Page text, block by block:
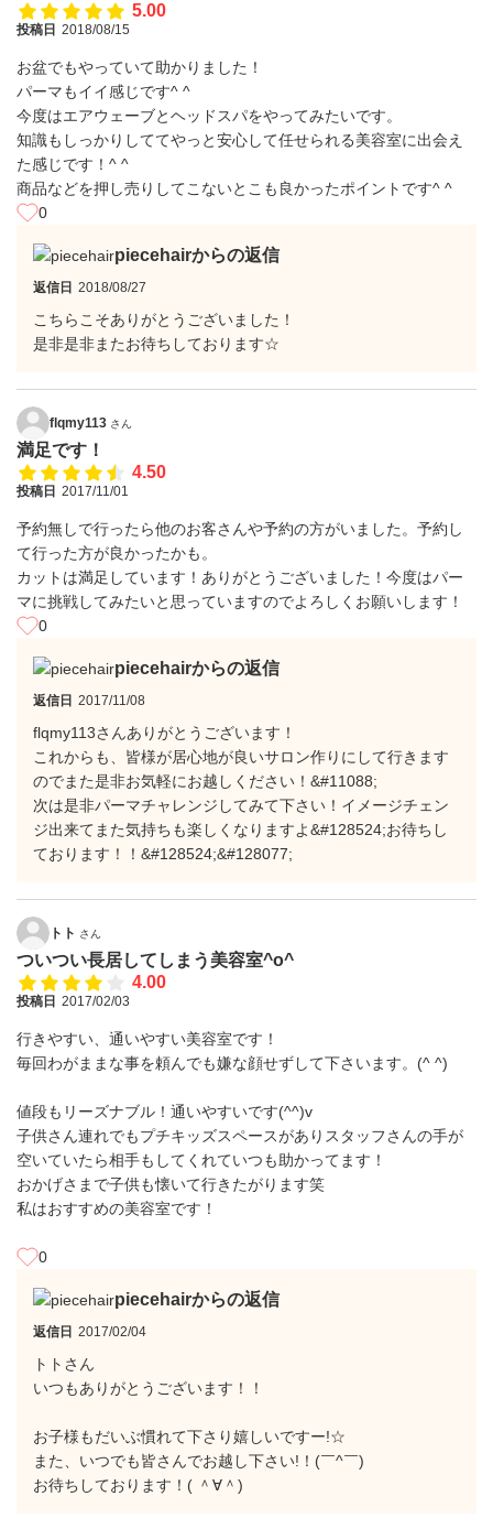
5.00
投稿日 2018/08/15
お盆でもやっていて助かりました！
パーマもイイ感じです^ ^
今度はエアウェーブとヘッドスパをやってみたいです。
知識もしっかりしててやっと安心して任せられる美容室に出会え
た感じです！^ ^
商品などを押し売りしてこないとこも良かったポイントです^ ^
0
piecehairからの返信
返信日 2018/08/27
こちらこそありがとうございました！
是非是非またお待ちしております☆
flqmy113 さん
満足です！
4.50
投稿日 2017/11/01
予約無しで行ったら他のお客さんや予約の方がいました。予約し
て行った方が良かったかも。
カットは満足しています！ありがとうございました！今度はパー
マに挑戦してみたいと思っていますのでよろしくお願いします！
0
piecehairからの返信
返信日 2017/11/08
flqmy113さんありがとうございます！
これからも、皆様が居心地が良いサロン作りにして行きます
のでまた是非お気軽にお越しください！&#11088;
次は是非パーマチャレンジしてみて下さい！イメージチェン
ジ出来てまた気持ちも楽しくなりますよ&#128524;お待ちし
ております！！&#128524;&#128077;
トト さん
ついつい長居してしまう美容室^o^
4.00
投稿日 2017/02/03
行きやすい、通いやすい美容室です！
毎回わがままな事を頼んでも嫌な顔せずして下さいます。(^ ^)
値段もリーズナブル！通いやすいです(^^)v
子供さん連れでもプチキッズスペースがありスタッフさんの手が
空いていたら相手もしてくれていつも助かってます！
おかげさまで子供も懐いて行きたがります笑
私はおすすめの美容室です！
0
piecehairからの返信
返信日 2017/02/04
トトさん
いつもありがとうございます！！
お子様もだいぶ慣れて下さり嬉しいですー!☆
また、いつでも皆さんでお越し下さい!！(￣^￣)ゞ
お待ちしております！( ＾∀＾)